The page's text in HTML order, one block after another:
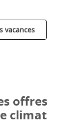
vacances
offres
climat